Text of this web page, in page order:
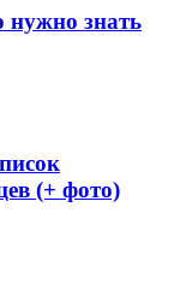
нужно знать
(+ фото)